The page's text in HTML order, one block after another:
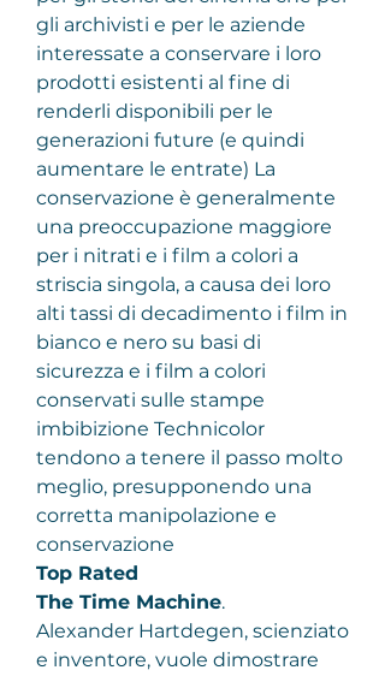
gli archivisti e per le aziende
interessate a conservare i loro
prodotti esistenti al fine di
renderli disponibili per le
generazioni future (e quindi
aumentare le entrate) La
conservazione è generalmente
una preoccupazione maggiore
per i nitrati e i film a colori a
striscia singola, a causa dei loro
alti tassi di decadimento i film in
bianco e nero su basi di
sicurezza e i film a colori
conservati sulle stampe
imbibizione Technicolor
tendono a tenere il passo molto
meglio, presupponendo una
corretta manipolazione e
conservazione
Top Rated
The Time Machine.
Alexander Hartdegen, scienziato
e inventore, vuole dimostrare